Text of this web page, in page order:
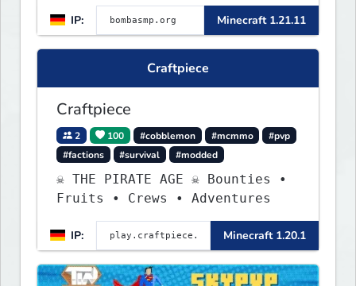
IP: Minecraft 1.21.11
Craftpiece
Craftpiece
2 100 #cobblemon #mcmmo
#pvp
#factions
#survival #modded
☠ THE PIRATE AGE ☠ Bounties •
Fruits • Crews • Adventures
IP: Minecraft 1.20.1